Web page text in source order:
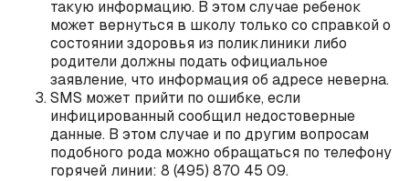
такую информацию. В этом случае ребенок
может вернуться в школу только со справкой о
состоянии здоровья из поликлиники либо
родители должны подать официальное
заявление, что информация об адресе неверна.
SMS может прийти по ошибке, если
инфицированный сообщил недостоверные
данные. В этом случае и по другим вопросам
подобного рода можно обращаться по телефону
горячей линии: 8 (495) 870 45 09.